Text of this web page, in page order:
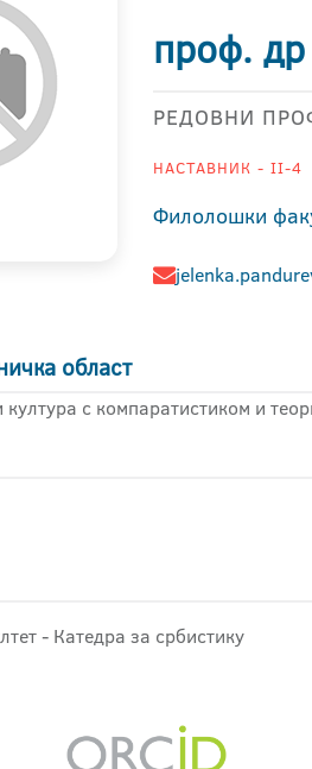
проф.
РЕДОВНИ
НАСТАВНИК - II-4
Филолошки
област
с компаратистиком и
- Катедра за србистику